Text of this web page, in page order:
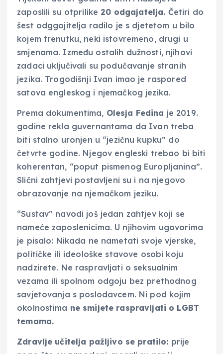
zaposlili su otprilike 20 odgajatelja. Četiri do
šest odggojitelja radilo je s djetetom u bilo
kojem trenutku, neki istovremeno, drugi u
smjenama. Između ostalih dužnosti, njihovi
zadaci uključivali su podučavanje stranih
jezika. Trogodišnji Ivan imao je raspored
satova engleskog i njemačkog jezika.
Prema dokumentima, Olesja Fedina je 2019.
godine rekla guvernantama da Ivan treba
biti stalno uronjen u “jezičnu kupku” do
četvrte godine. Njegov engleski trebao bi biti
koherentan, “poput pismenog Europljanina”.
Slični zahtjevi postavljeni su i na njegovo
obrazovanje na njemačkom jeziku.
“Sustav” navodi još jedan zahtjev koji se
nameće zaposlenicima. U njihovim ugovorima
je pisalo: Nikada ne nametati svoje vjerske,
političke ili ideološke stavove osobi koju
nadzirete. Ne raspravljati o seksualnim
vezama ili spolnom odgoju bez prethodnog
savjetovanja s poslodavcem. Ni pod kojim
okolnostima ne smijete raspravljati o LGBT
temama.
Zdravlje učitelja pažljivo se pratilo: prije